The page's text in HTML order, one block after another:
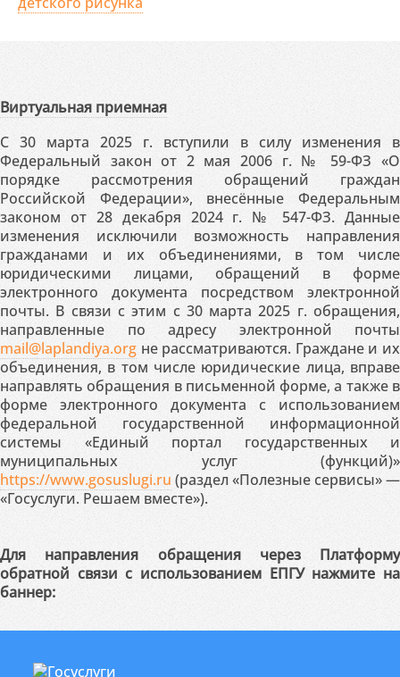
Виртуальная приемная
С 30 марта 2025 г. вступили в силу изменения в
Федеральный закон от 2 мая 2006 г. № 59-ФЗ «О
порядке рассмотрения обращений граждан
Российской Федерации», внесённые Федеральным
законом от 28 декабря 2024 г. № 547-ФЗ. Данные
изменения исключили возможность направления
гражданами и их объединениями, в том числе
юридическими лицами, обращений в форме
электронного документа посредством электронной
почты. В связи с этим с 30 марта 2025 г. обращения,
направленные по адресу электронной почты
mail@laplandiya.org не рассматриваются. Граждане и их
объединения, в том числе юридические лица, вправе
направлять обращения в письменной форме, а также в
форме электронного документа с использованием
федеральной государственной информационной
системы «Единый портал государственных и
муниципальных услуг (функций)»
https://www.gosuslugi.ru (раздел «Полезные сервисы» —
«Госуслуги. Решаем вместе»).
Для направления обращения через Платформу
обратной связи с использованием ЕПГУ нажмите на
баннер: